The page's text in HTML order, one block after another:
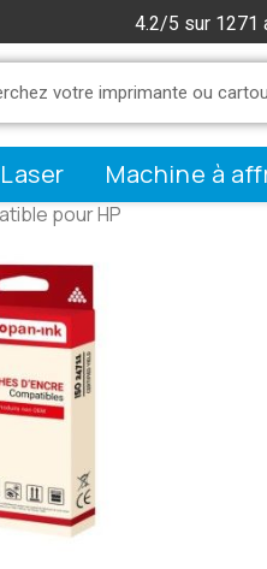
4.2/5 sur 1271
Machine à
pour HP